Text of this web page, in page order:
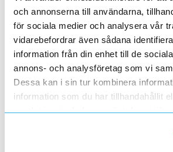
och annonserna till användarna,
för sociala medier och analysera vår
vidarebefordrar även sådana
information från din enhet till de
annons- och analysföretag som vi
Dessa kan i sin tur kombinera
information som du har tillhandahållit
samlat in när du har använt deras
Nyckelbrytare med
typer av styrningar.T.ex.
olika starter. Den har en
(NO/NC) och en lysdiod
ST Lägg i
NYCKELBRYTARE
ArtNr 6302021
Varumärke
saknas
Nyckelbrytare NB-6
till styrning av röklucka.
växlande kontakt (NO/
färdigkopplade till plint.
ST